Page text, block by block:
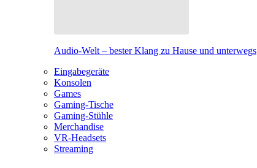
Audio-Welt – bester Klang zu Hause und unterwegs
Eingabegeräte
Konsolen
Games
Gaming-Tische
Gaming-Stühle
Merchandise
VR-Headsets
Streaming